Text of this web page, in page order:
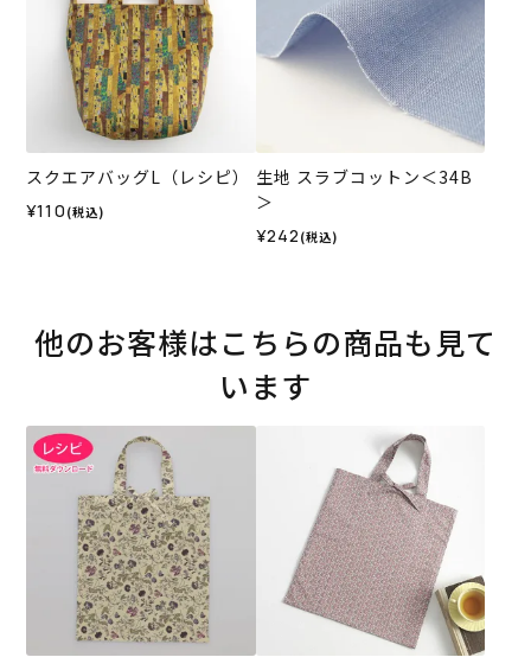
スクエアバッグL（レシピ）
¥110 (税込)
生地 スラブコットン＜34B
＞
¥242 (税込)
他のお客様はこちらの商品も見て
います